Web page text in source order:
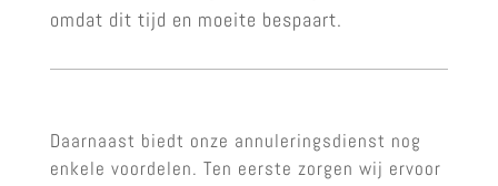
omdat dit tijd en moeite bespaart.
Daarnaast biedt onze annuleringsdienst nog
enkele voordelen. Ten eerste zorgen wij ervoor